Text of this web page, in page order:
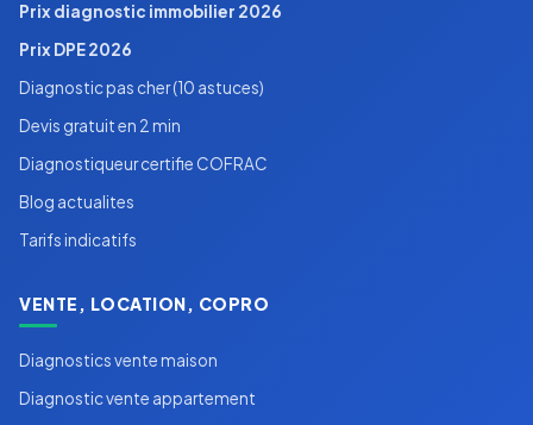
Prix diagnostic immobilier 2026
Prix DPE 2026
Diagnostic pas cher (10 astuces)
Devis gratuit en 2 min
Diagnostiqueur certifie COFRAC
Blog actualites
Tarifs indicatifs
VENTE, LOCATION, COPRO
Diagnostics vente maison
Diagnostic vente appartement